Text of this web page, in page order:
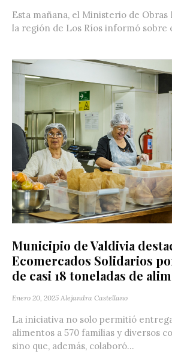
Esta mañana, el Ministerio de Obras
la región de Los Ríos informó sobre
Municipio de Valdivia
Ecomercados Solidarios
de casi 18 toneladas de
Enero 20, 2025 Alejandra Castellano
La iniciativa no solo permitió
alimentos a 570 familias y diversos
sino que, además, colaboró...